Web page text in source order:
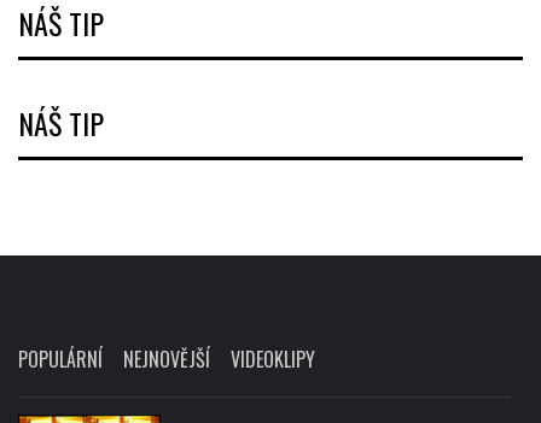
NÁŠ TIP
NÁŠ TIP
POPULÁRNÍ NEJNOVĚJŠÍ VIDEOKLIPY